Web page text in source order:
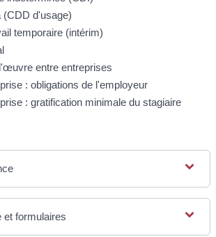
(CDD d'usage)
temporaire (intérim)
entre entreprises
: obligations de l'employeur
: gratification minimale du stagiaire
et formulaires